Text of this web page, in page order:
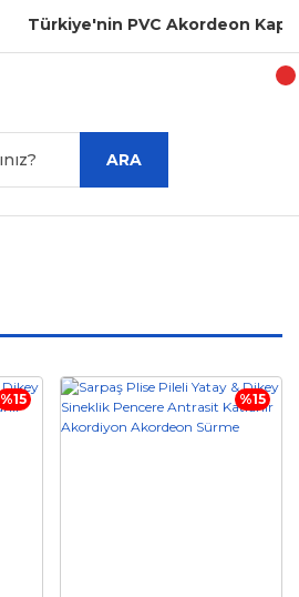
Türkiye'nin PVC Akordeon Kapı
ARA
%15 %15